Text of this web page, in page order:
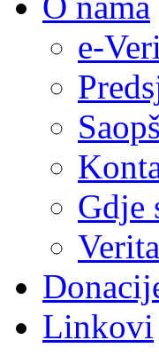
e-
Gdje
Linkovi